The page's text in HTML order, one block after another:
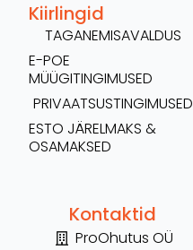
Kontaktid
ProOhutus OÜ
Kiirlingid
TAGANEMISAVALDUS
E-POE
MÜÜGITINGIMUSED
PRIVAATSUSTINGIMUSED
ESTO JÄRELMAKS &
OSAMAKSED